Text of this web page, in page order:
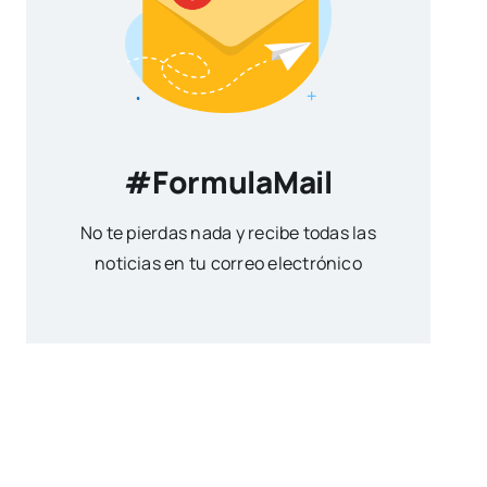
#FormulaMail
No te pierdas nada y recibe todas las
noticias en tu correo electrónico